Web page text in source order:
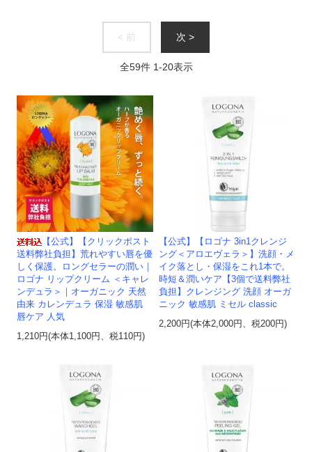
< 前 次 >
全59件 1-20表示
【公式】【クリックポスト
送料弊社負担】荒れやすい唇を優
しく保護。ロングセラーの潤い｜
ロゴナ リップクリーム ＜キャレ
ンデュラ＞｜オーガニック 天然
由来 カレンデュラ 保湿 敏感肌
唇ケア 人気
1,210円(本体1,100円、税110円)
【公式】【ロゴナ 3in1クレンジ
ング＜アロエヴェラ＞】洗顔・メ
イク落とし・保湿をこれ1本で。
時短＆潤いケア【3個で送料弊社
負担】クレンジング 洗顔 オーガ
ニック 敏感肌 ミセル classic
2,200円(本体2,000円、税200円)